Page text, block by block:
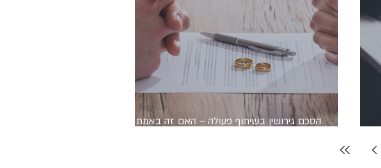
הסכם גירושין בשיתוף פעולה – האם זה באמת